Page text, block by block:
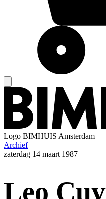
Logo BIMHUIS Amsterdam
Archief
zaterdag 14 maart 1987
Leo